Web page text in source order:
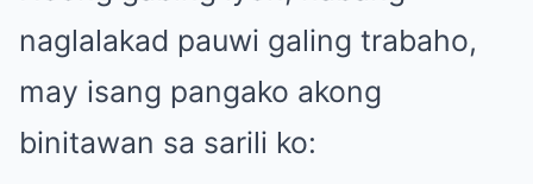
naglalakad pauwi galing trabaho,
may isang pangako akong
binitawan sa sarili ko: